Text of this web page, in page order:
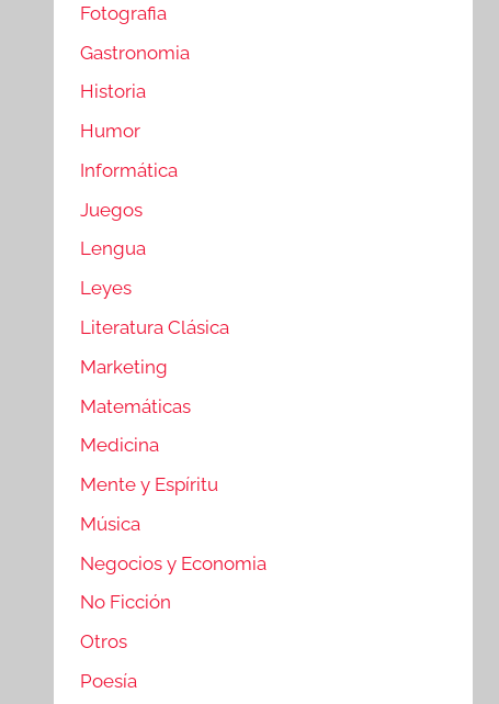
Fotografia
Gastronomia
Historia
Humor
Informática
Juegos
Lengua
Leyes
Literatura Clásica
Marketing
Matemáticas
Medicina
Mente y Espíritu
Música
Negocios y Economia
No Ficción
Otros
Poesía